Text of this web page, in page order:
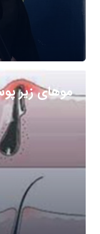
مو‌های زیر